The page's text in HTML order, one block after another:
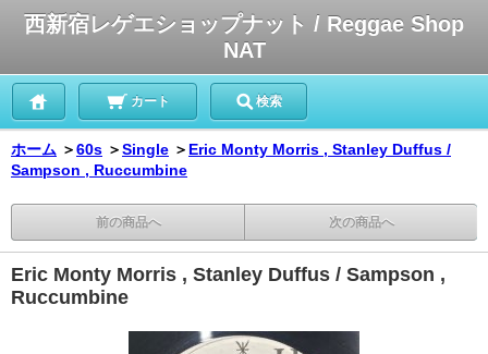
西新宿レゲエショップナット / Reggae Shop
NAT
カート 検索
ホーム ＞60s ＞Single ＞ Eric Monty Morris , Stanley Duffus /
Sampson , Ruccumbine
前の商品へ 次の商品へ
Eric Monty Morris , Stanley Duffus / Sampson ,
Ruccumbine